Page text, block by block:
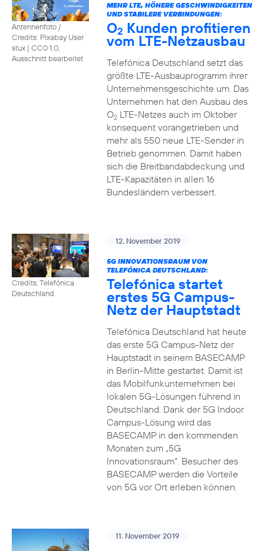
Antennenfoto /
Credits: Pixabay User
stux | CC0 1.0,
Ausschnitt bearbeitet
MEHR LTE, HÖHERE GESCHWINDIGKEITEN
UND STABILERE VERBINDUNGEN:
O2 Kunden profitieren
vom LTE-Netzausbau
Telefónica Deutschland setzt das
größte LTE-Ausbauprogramm ihrer
Unternehmensgeschichte um. Das
Unternehmen hat den Ausbau des
O2LTE-Netzes auch im Oktober
konsequent vorangetrieben und
mehr als 550 neue LTE-Sender in
Betrieb genommen. Damit haben
sich die Breitbandabdeckung und
LTE-Kapazitäten in allen 16
Bundesländern verbessert.
Credits: Telefónica
Deutschland
12. November 2019
5G INNOVATIONSRAUM VON
TELEFÓNICA DEUTSCHLAND:
Telefónica startet
erstes 5G Campus-
Netz der Hauptstadt
Telefónica Deutschland hat heute
das erste 5G Campus-Netz der
Hauptstadt in seinem BASECAMP
in Berlin-Mitte gestartet. Damit ist
das Mobilfunkunternehmen bei
lokalen 5G-Lösungen führend in
Deutschland. Dank der 5G Indoor
Campus-Lösung wird das
BASECAMP in den kommenden
Monaten zum „5G
Innovationsraum“. Besucher des
BASECAMP werden die Vorteile
von 5G vor Ort erleben können.
11. November 2019